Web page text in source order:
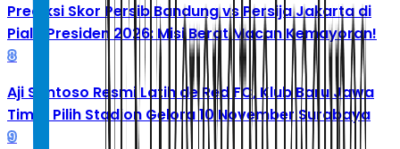
Prediksi Skor Persib Bandung vs Persija Jakarta di
Piala Presiden 2026: Misi Berat Macan Kemayoran!
8
Aji Santoso Resmi Latih de Red FC, Klub Baru Jawa
Timur Pilih Stadion Gelora 10 November Surabaya
9